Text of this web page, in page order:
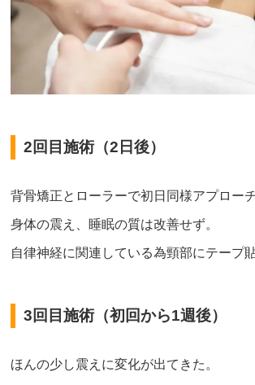
2回目施術（2日後）
背骨矯正とローラーで初日同様アプローチ
身体の震え、睡眠の質は改善せず。
自律神経に関連している為頸部にテープ貼
3回目施術（初回から1週後）
ほんの少し震えに変化が出てきた。